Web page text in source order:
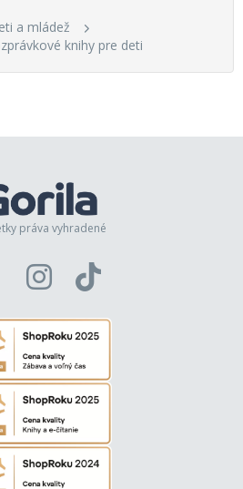
a mládež
knihy pre deti
práva vyhradené